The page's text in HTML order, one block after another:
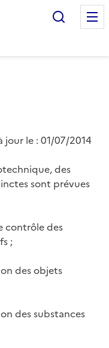
jour le : 01/07/2014
des
sont prévues
contrôle des
;
des objets
des substances